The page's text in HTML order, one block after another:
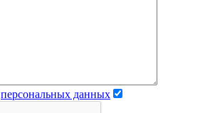
персональных данных